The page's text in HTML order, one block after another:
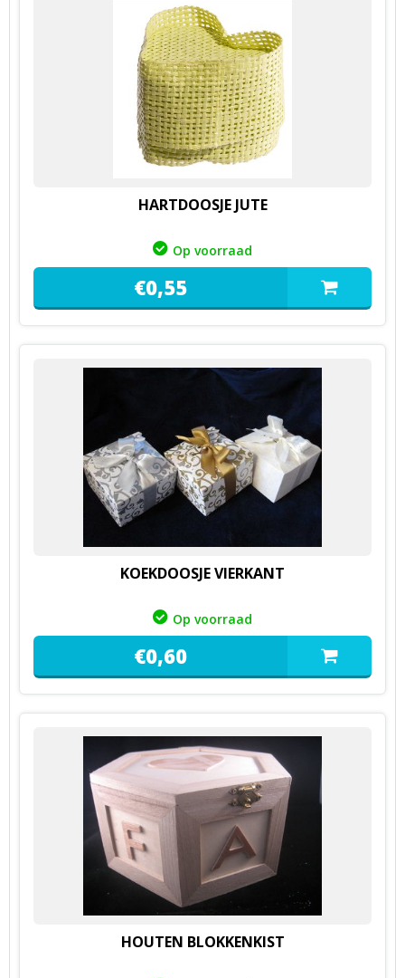
HARTDOOSJE JUTE
Op voorraad
€0,55
KOEKDOOSJE VIERKANT
Op voorraad
€0,60
HOUTEN BLOKKENKIST